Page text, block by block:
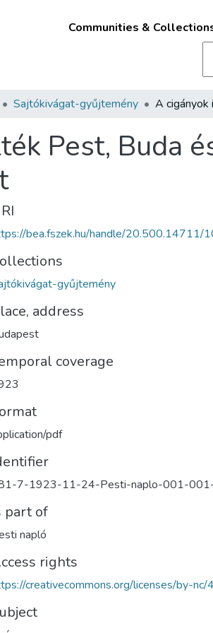
Communities &
Sajtókivágat-gyűjtemény
Pest, Buda
bea.fszek.hu/handle/20.500.14711/
gyűjtemény
address
coverage
pdf
7-1923-11-24-Pesti-naplo-001-
part of
napló
rights
creativecommons.org/licenses/by-nc/